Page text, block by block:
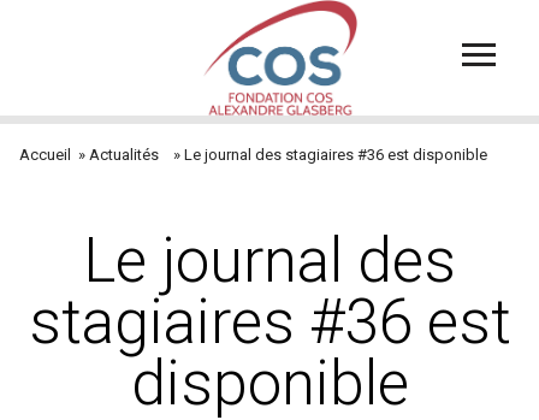
principal
d'Ariane
Accueil Actualités Le journal des stagiaires #36 est disponible
Le journal des
stagiaires #36 est
disponible